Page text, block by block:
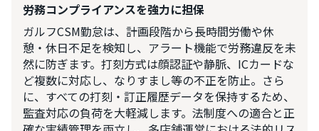
労務コンプライアンスを強力に担保
ガルフCSM勤怠は、計画段階から長時間労働や休
憩・休日不足を検知し、アラート機能で労務違反を未
然に防ぎます。打刻方式は顔認証や静脈、ICカードな
ど複数に対応し、なりすまし等の不正を防止。さら
に、すべての打刻・訂正履歴データを保持するため、
監査対応の負荷を大軽減します。法制度への適合と正